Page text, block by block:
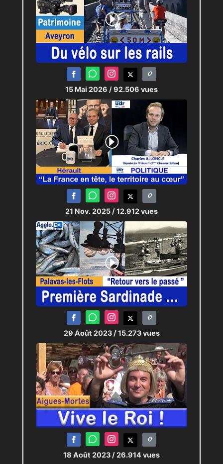
15 Mai 2026 / 92.506 vues
21 Nov. 2025 / 12.912 vues
29 Août 2023 / 15.273 vues
18 Août 2023 / 26.914 vues